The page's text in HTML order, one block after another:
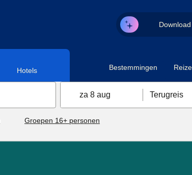
Hotels Bestemmingen
za 8 aug Terugreis
Groepen 16+ personen